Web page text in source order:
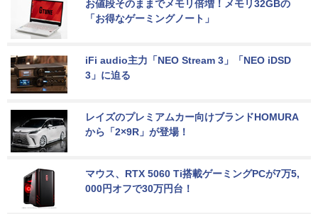
お値段そのままでメモリ倍増！メモリ32GBの
「お得なゲーミングノート」
iFi audio主力「NEO Stream 3」「NEO iDSD
3」に迫る
レイズのプレミアムカー向けブランドHOMURA
から「2×9R」が登場！
マウス、RTX 5060 Ti搭載ゲーミングPCが7万5,
000円オフで30万円台！